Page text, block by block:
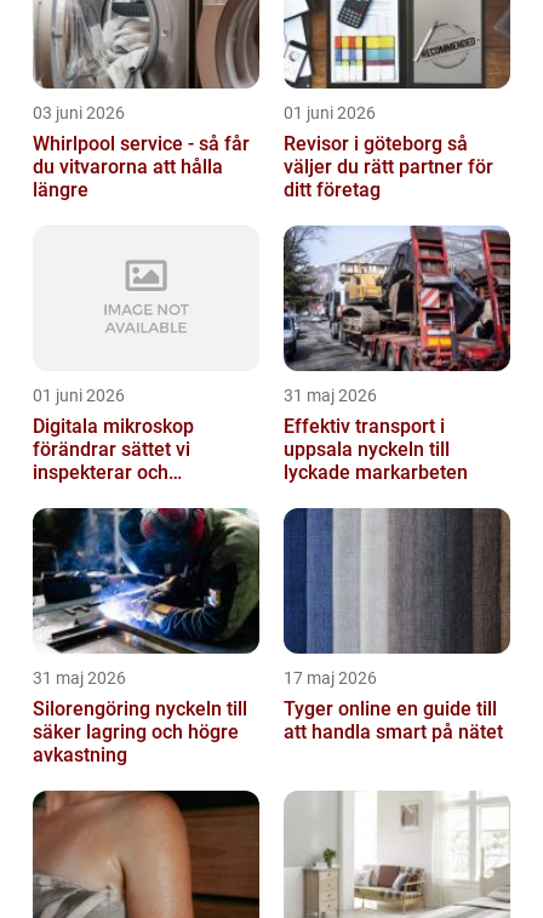
03 juni 2026
Whirlpool service - så får
du vitvarorna att hålla
längre
01 juni 2026
Revisor i göteborg så
väljer du rätt partner för
ditt företag
01 juni 2026
Digitala mikroskop
förändrar sättet vi
inspekterar och
31 maj 2026
Effektiv transport i
uppsala nyckeln till
lyckade markarbeten
31 maj 2026
Silorengöring nyckeln till
säker lagring och högre
avkastning
17 maj 2026
Tyger online en guide till
att handla smart på nätet